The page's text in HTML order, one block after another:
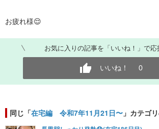
お疲れ様😌
お気に入りの記事を「いいね！」で応
いいね！ 0
同じ「在宅編 令和7年11月21日〜 」カテゴ